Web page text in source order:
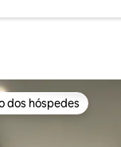
dos hóspedes
dos hóspedes